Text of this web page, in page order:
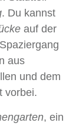
. Du kannst
auf der
aus
und dem
vorbei.
, ein